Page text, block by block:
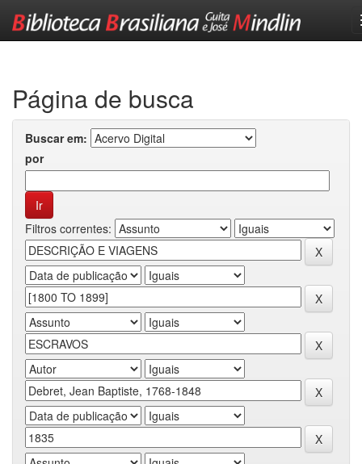
Página de busca
Buscar em:
por
Filtros correntes: